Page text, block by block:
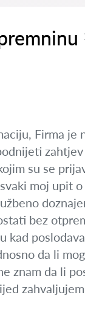
Firma je
su se
moj upit
bez
kad
da li
znam da li